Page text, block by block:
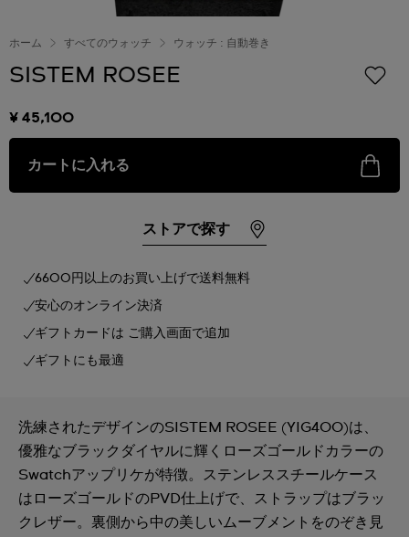
ホーム すべてのウォッチ ウォッチ : 自動巻き
SISTEM ROSEE
¥ 45,100
カートに入れる
ストアで探す
6600円以上のお買い上げで送料無料
安心のオンライン決済
ギフトカードは ご購入画面で追加
ギフトにも最適
洗練されたデザインのSISTEM ROSEE (YIG400)は、
優雅なブラックダイヤルに輝くローズゴールドカラーの
Swatchアップリケが特徴。ステンレススチールケース
はローズゴールドのPVD仕上げで、ストラップはブラッ
クレザー。裏側から中の美しいムーブメントをのぞき見